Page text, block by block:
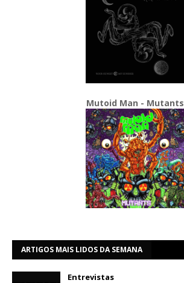
Mutoid Man - Mutants
ARTIGOS MAIS LIDOS DA SEMANA
Entrevistas